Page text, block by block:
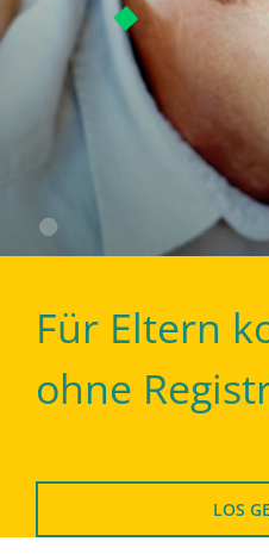
Für Eltern
ohne
LOS